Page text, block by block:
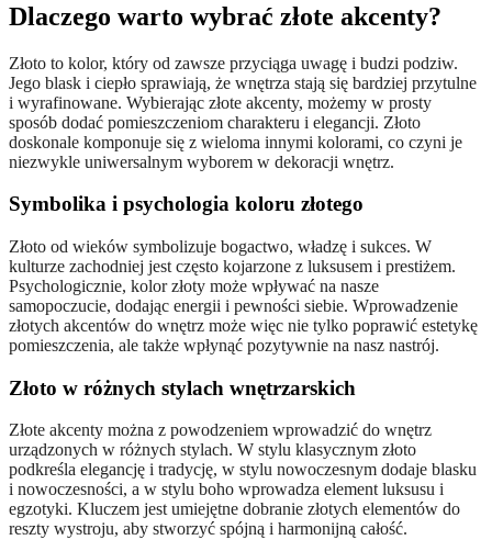
Dlaczego warto wybrać złote akcenty?
Złoto to kolor, który od zawsze przyciąga uwagę i budzi podziw.
Jego blask i ciepło sprawiają, że wnętrza stają się bardziej przytulne
i wyrafinowane. Wybierając złote akcenty, możemy w prosty
sposób dodać pomieszczeniom charakteru i elegancji. Złoto
doskonale komponuje się z wieloma innymi kolorami, co czyni je
niezwykle uniwersalnym wyborem w dekoracji wnętrz.
Symbolika i psychologia koloru złotego
Złoto od wieków symbolizuje bogactwo, władzę i sukces. W
kulturze zachodniej jest często kojarzone z luksusem i prestiżem.
Psychologicznie, kolor złoty może wpływać na nasze
samopoczucie, dodając energii i pewności siebie. Wprowadzenie
złotych akcentów do wnętrz może więc nie tylko poprawić estetykę
pomieszczenia, ale także wpłynąć pozytywnie na nasz nastrój.
Złoto w różnych stylach wnętrzarskich
Złote akcenty można z powodzeniem wprowadzić do wnętrz
urządzonych w różnych stylach. W stylu klasycznym złoto
podkreśla elegancję i tradycję, w stylu nowoczesnym dodaje blasku
i nowoczesności, a w stylu boho wprowadza element luksusu i
egzotyki. Kluczem jest umiejętne dobranie złotych elementów do
reszty wystroju, aby stworzyć spójną i harmonijną całość.